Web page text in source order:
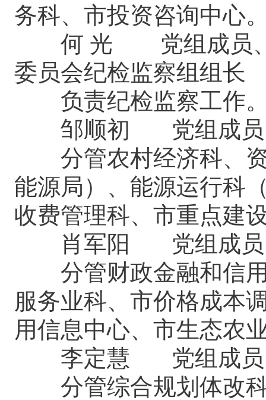
务科、市投资咨询中心
何 光 党组成员、市
委员会纪检监察组组长
负责纪检监察工作
邹顺初 党组成员
分管农村经济科、资
能源局）、能源运行科
收费管理科、市重点建
肖军阳 党组成员
分管财政金融和信用
服务业科、市价格成本
用信息中心、市生态农
李定慧 党组成员
分管综合规划体改科